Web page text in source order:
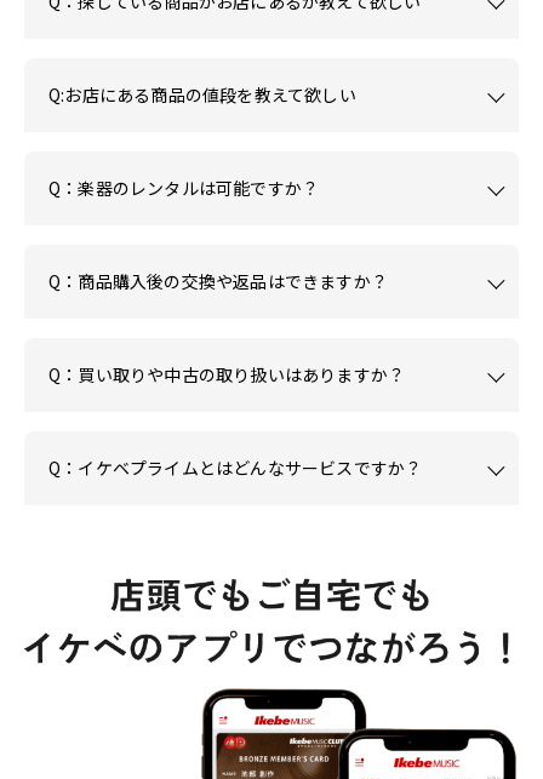
Q:お店にある商品の値段を教えて欲しい
Q：楽器のレンタルは可能ですか？
Q：商品購入後の交換や返品はできますか？
Q：買い取りや中古の取り扱いはありますか？
Q：イケベプライムとはどんなサービスですか？